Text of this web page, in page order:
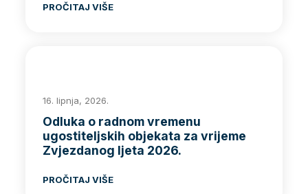
PROČITAJ VIŠE
16. lipnja, 2026.
Odluka o radnom vremenu
ugostiteljskih objekata za vrijeme
Zvjezdanog ljeta 2026.
PROČITAJ VIŠE